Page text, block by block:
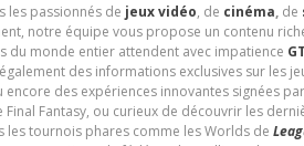
les passionnés de jeux vidéo, de cinéma,de
notre équipe vous propose un contenu
du monde entier attendent avec impatience
des informations exclusives sur les
encore des expériences innovantes signées
Fantasy, ou curieux de découvrir les
les tournois phares comme les Worlds de